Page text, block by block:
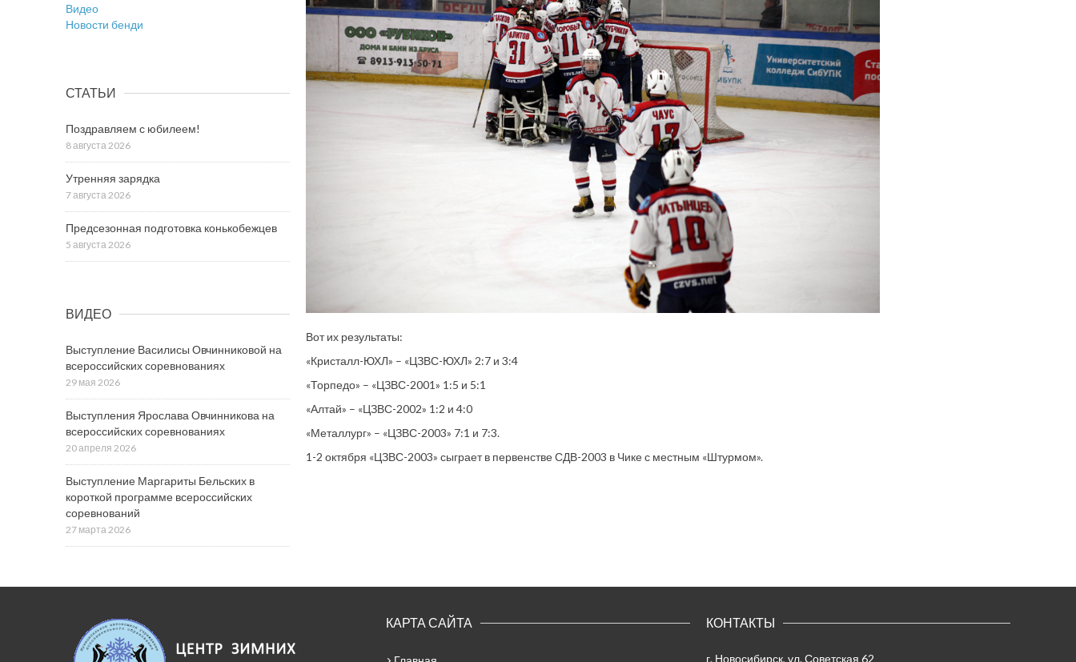
Вот их результаты:
«Кристалл-ЮХЛ» – «ЦЗВС-ЮХЛ» 2:7 и 3:4
«Торпедо» – «ЦЗВС-2001» 1:5 и 5:1
«Алтай» – «ЦЗВС-2002» 1:2 и 4:0
«Металлург» – «ЦЗВС-2003» 7:1 и 7:3.
1-2 октября «ЦЗВС-2003» сыграет в первенстве СДВ-2003 в Чике с местным «Штурмом».
Видео
Новости бенди
СТАТЬИ
Поздравляем с юбилеем!
8 августа 2026
Утренняя зарядка
7 августа 2026
Предсезонная подготовка конькобежцев
5 августа 2026
ВИДЕО
Выступление Василисы Овчинниковой на
всероссийских соревнованиях
29 мая 2026
Выступления Ярослава Овчинникова на
всероссийских соревнованиях
20 апреля 2026
Выступление Маргариты Бельских в
короткой программе всероссийских
соревнований
27 марта 2026
КАРТА САЙТА КОНТАКТЫ
г. Новосибирск, ул. Советская 62